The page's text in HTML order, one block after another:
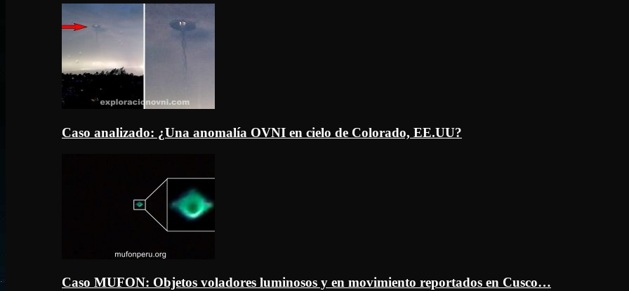
Caso analizado: ¿Una anomalía OVNI en cielo de Colorado, EE.UU?
Caso MUFON: Objetos voladores luminosos y en movimiento reportados en Cusco…